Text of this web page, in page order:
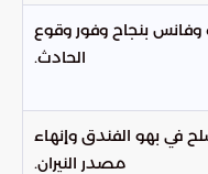
وفانس بنجاح وفور وقوع
الحادث.
في بهو الفندق وإنهاء
مصدر النيران.